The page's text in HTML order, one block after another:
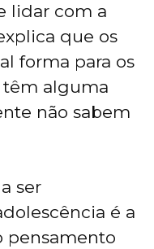
lidar com a
que os
forma para os
alguma
não sabem
ser
é a
pensamento